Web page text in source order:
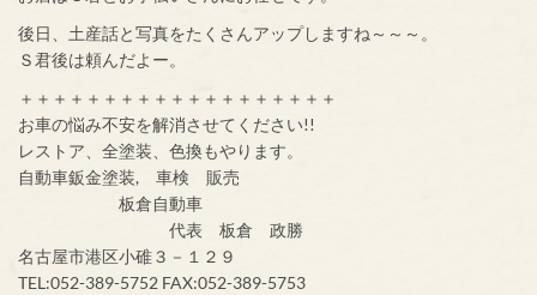
後日、土産話と写真をたくさんアップしますね～～～。
Ｓ君後は頼んだよー。
＋＋＋＋＋＋＋＋＋＋＋＋＋＋＋＋＋＋＋
お車の悩み不安を解消させてください!!
レストア、全塗装、色換もやります。
自動車鈑金塗装, 車検 販売
板倉自動車
代表 板倉 政勝
名古屋市港区小碓３－１２９
TEL:052-389-5752 FAX:052-389-5753